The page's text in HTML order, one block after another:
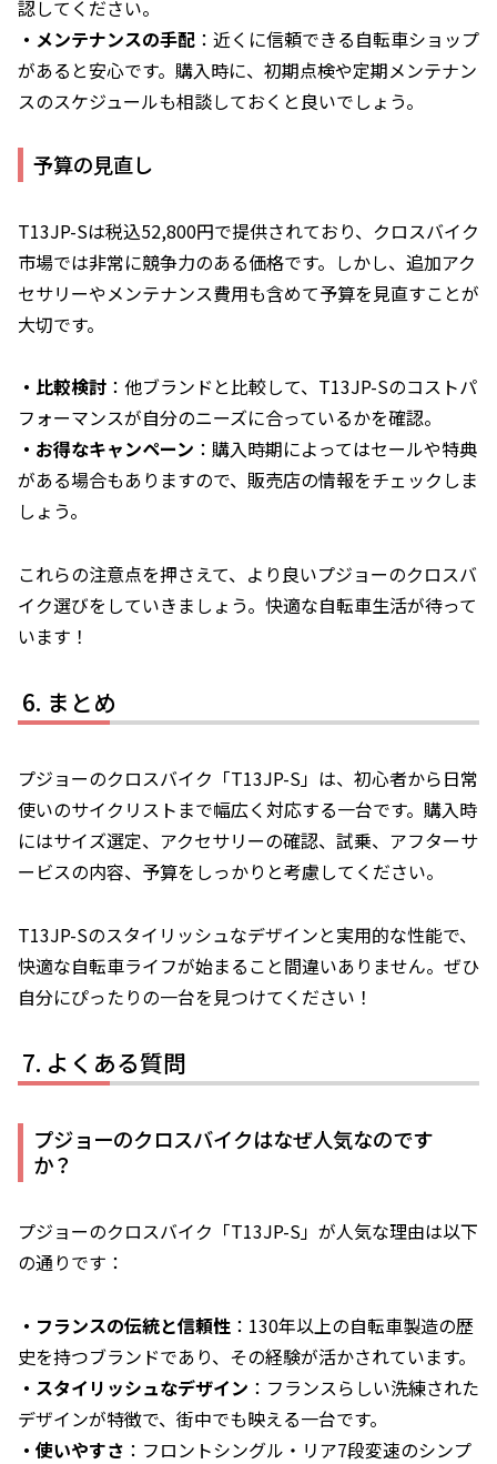
認してください。
・メンテナンスの手配 ：近くに信頼できる自転車ショップ
があると安心です。購入時に、初期点検や定期メンテナン
スのスケジュールも相談しておくと良いでしょう。
予算の見直し
T13JP-Sは税込52,800円で提供されており、クロスバイク
市場では非常に競争力のある価格です。しかし、追加アク
セサリーやメンテナンス費用も含めて予算を見直すことが
大切です。
・比較検討 ：他ブランドと比較して、T13JP-Sのコストパ
フォーマンスが自分のニーズに合っているかを確認。
・お得なキャンペーン ：購入時期によってはセールや特典
がある場合もありますので、販売店の情報をチェックしま
しょう。
これらの注意点を押さえて、より良いプジョーのクロスバ
イク選びをしていきましょう。快適な自転車生活が待って
います！
まとめ
プジョーのクロスバイク「T13JP-S」は、初心者から日常
使いのサイクリストまで幅広く対応する一台です。購入時
にはサイズ選定、アクセサリーの確認、試乗、アフターサ
ービスの内容、予算をしっかりと考慮してください。
T13JP-Sのスタイリッシュなデザインと実用的な性能で、
快適な自転車ライフが始まること間違いありません。ぜひ
自分にぴったりの一台を見つけてください！
よくある質問
プジョーのクロスバイクはなぜ人気なのです
か？
プジョーのクロスバイク「T13JP-S」が人気な理由は以下
の通りです：
・フランスの伝統と信頼性 ：130年以上の自転車製造の歴
史を持つブランドであり、その経験が活かされています。
・スタイリッシュなデザイン ：フランスらしい洗練された
デザインが特徴で、街中でも映える一台です。
・使いやすさ ：フロントシングル・リア7段変速のシンプ